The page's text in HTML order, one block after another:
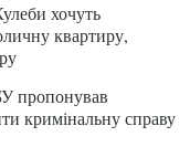
хочуть
квартиру,
пропонував
кримінальну справу